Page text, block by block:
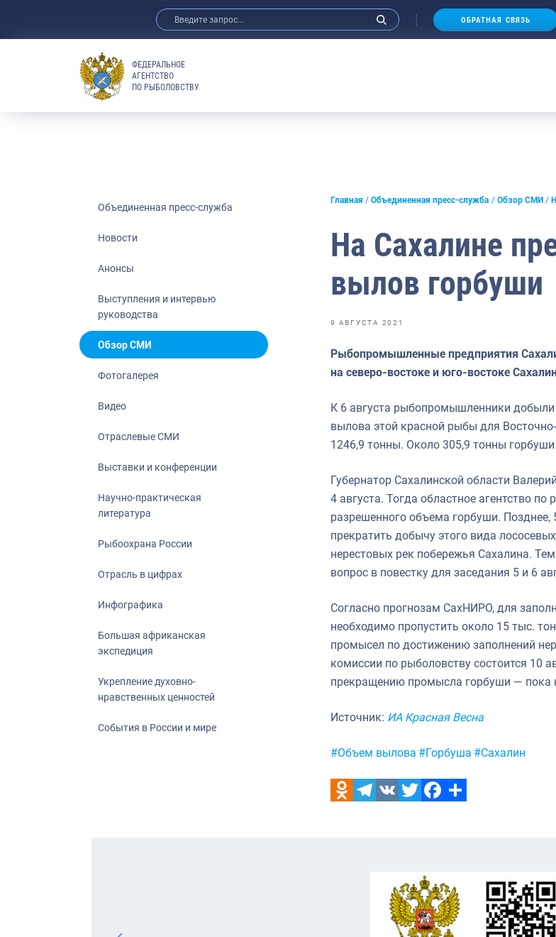
Анонсы
Выставки и конференции
Рыбоохрана России
Отрасль в цифрах
Инфографика
События в России и мире
ОБРАТНАЯ СВЯЗЬ
ФЕДЕРАЛЬНОЕ
АГЕНТСТВО
ПО РЫБОЛОВСТВУ
Объединенная пресс-служба
Новости
Анонсы
Выступления и интервью
руководства
Обзор СМИ
Фотогалерея
Видео
Отраслевые СМИ
Выставки и конференции
Научно-практическая
литература
Рыбоохрана России
Отрасль в цифрах
Инфографика
Большая африканская
экспедиция
Укрепление духовно-
нравственных ценностей
События в России и мире
Главная Объединенная пресс-служба Обзор СМИ
На Сахалине
вылов горбуши
9 АВГУСТА 2021
Рыбопромышленные предприятия
на северо-востоке и юго-востоке
К 6 августа рыбопромышленники
вылова этой красной рыбы для
1246,9 тонны. Около 305,9 тонны
Губернатор Сахалинской области
4 августа. Тогда областное агентство
разрешенного объема горбуши.
прекратить добычу этого вида
нерестовых рек побережья Сахалина.
вопрос в повестку для заседания 5 и 6
Согласно прогнозам СахНИРО, для
необходимо пропустить около 15 тыс.
промысел по достижению заполнений
комиссии по рыболовству состоится 10
прекращению промысла горбуши — пока
Источник: ИА Красная Весна
Метки:
#Объем вылова #Горбуша #Сахалин